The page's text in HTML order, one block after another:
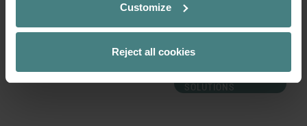
Customize
Reject all cookies
gebruikersbehoeften
vindt u onder Sedus
SOLUTIONS